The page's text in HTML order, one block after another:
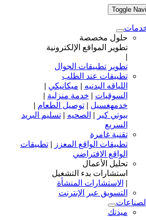
Toggle
حلول مخصصة
تطوير المواقع الإلكترونية
|
تطوير تطبيقات الجوال
تطبيقات عند الطلب
اللياقه البدنيه | ميكانيكي |
السوقيات | خدمة منزلية |
خدمهغسيل |توصيل الطعام |
بيوتي كير | الصحيه |تسليم البريد
السريع
تقنية غامرة
تطبيقات الواقع المعزز |تطبيقات
الواقع الافتراضي
تحليل الأعمال
استشارات بدء التشغيل
| الاستشارات المنشأة
التسويق عبر الإنترنت
ميدتك